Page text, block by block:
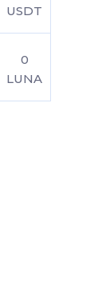
USDT
0
LUNA